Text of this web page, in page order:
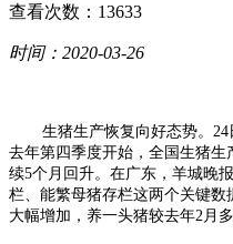
查看次数：13633
时间：2020-03-26
生猪生产恢复向好态势。24
去年第四季度开始，全国生猪
续5个月回升。在广东，羊城晚
栏、能繁母猪存栏这两个关键数
大幅增加，养一头猪较去年2月多